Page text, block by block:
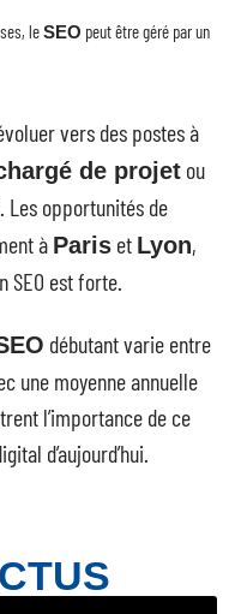
leSEO peut être géré par un
vers des postes à
de projet ou
. Les opportunités de
à Paris et Lyon,
SEO est forte.
débutant varie entre
une moyenne annuelle
l’importance de ce
d’aujourd’hui.